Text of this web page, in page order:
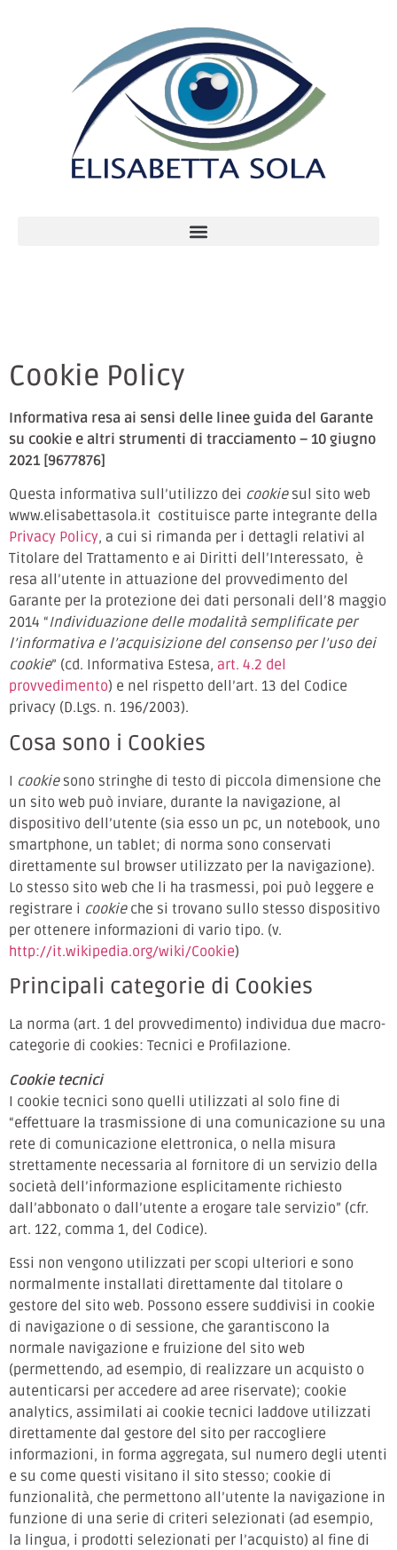
Cookie Policy
Informativa resa ai sensi delle linee guida del Garante
su cookie e altri strumenti di tracciamento – 10 giugno
2021 [9677876]
Questa informativa sull’utilizzo dei cookiesul sito web
www.elisabettasola.it costituisce parte integrante della
Privacy Policy, a cui si rimanda per i dettagli relativi al
Titolare del Trattamento e ai Diritti dell’Interessato, è
resa all’utente in attuazione del provvedimento del
Garante per la protezione dei dati personali dell’8 maggio
2014 “Individuazione delle modalità semplificate per
l’informativa e l’acquisizione del consenso per l’uso dei
cookie” (cd. Informativa Estesa, art. 4.2 del
provvedimento) e nel rispetto dell’art. 13 del Codice
privacy (D.Lgs. n. 196/2003).
Cosa sono i Cookies
I cookiesono stringhe di testo di piccola dimensione che
un sito web può inviare, durante la navigazione, al
dispositivo dell’utente (sia esso un pc, un notebook, uno
smartphone, un tablet; di norma sono conservati
direttamente sul browser utilizzato per la navigazione).
Lo stesso sito web che li ha trasmessi, poi può leggere e
registrare i cookieche si trovano sullo stesso dispositivo
per ottenere informazioni di vario tipo. (v.
http://it.wikipedia.org/wiki/Cookie)
Principali categorie di Cookies
La norma (art. 1 del provvedimento) individua due macro-
categorie di cookies: Tecnici e Profilazione.
Cookie tecnici
I cookie tecnici sono quelli utilizzati al solo fine di
“effettuare la trasmissione di una comunicazione su una
rete di comunicazione elettronica, o nella misura
strettamente necessaria al fornitore di un servizio della
società dell’informazione esplicitamente richiesto
dall’abbonato o dall’utente a erogare tale servizio” (cfr.
art. 122, comma 1, del Codice).
Essi non vengono utilizzati per scopi ulteriori e sono
normalmente installati direttamente dal titolare o
gestore del sito web. Possono essere suddivisi in cookie
di navigazione o di sessione, che garantiscono la
normale navigazione e fruizione del sito web
(permettendo, ad esempio, di realizzare un acquisto o
autenticarsi per accedere ad aree riservate); cookie
analytics, assimilati ai cookie tecnici laddove utilizzati
direttamente dal gestore del sito per raccogliere
informazioni, in forma aggregata, sul numero degli utenti
e su come questi visitano il sito stesso; cookie di
funzionalità, che permettono all’utente la navigazione in
funzione di una serie di criteri selezionati (ad esempio,
la lingua, i prodotti selezionati per l’acquisto) al fine di